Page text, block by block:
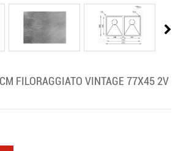
FILORAGGIATO VINTAGE 77Х45 2V